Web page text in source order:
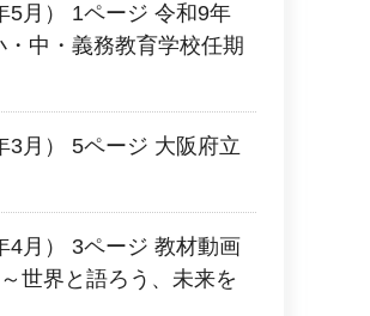
5月） 1ページ 令和9年
中・義務教育学校任期
3月） 5ページ 大阪府立
4月） 3ページ 教材動画
世界と語ろう、未来を